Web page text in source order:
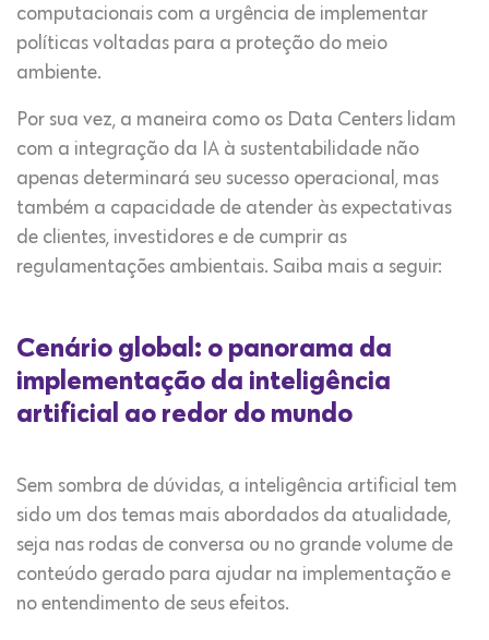
computacionais com a urgência de implementar
políticas voltadas para a proteção do meio
ambiente.
Por sua vez, a maneira como os Data Centers lidam
com a integração da IA à sustentabilidade não
apenas determinará seu sucesso operacional, mas
também a capacidade de atender às expectativas
de clientes, investidores e de cumprir as
regulamentações ambientais. Saiba mais a seguir:
Cenário global: o panorama da
implementação da inteligência
artificial ao redor do mundo
Sem sombra de dúvidas, a inteligência artificial tem
sido um dos temas mais abordados da atualidade,
seja nas rodas de conversa ou no grande volume de
conteúdo gerado para ajudar na implementação e
no entendimento de seus efeitos.